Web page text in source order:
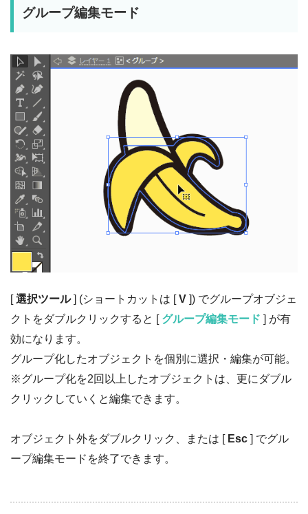
グループ編集モード
[選択ツール] (ショートカットは [V ]) でグループオブジェ
クトをダブルクリックすると [ グループ編集モード ] が有
効になります。
グループ化したオブジェクトを個別に選択・編集が可能。
※グループ化を2回以上したオブジェクトは、更にダブル
クリックしていくと編集できます。
オブジェクト外をダブルクリック、または [ Esc ] でグル
ープ編集モードを終了できます。